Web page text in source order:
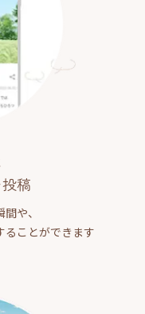
稿
や、
ることができます